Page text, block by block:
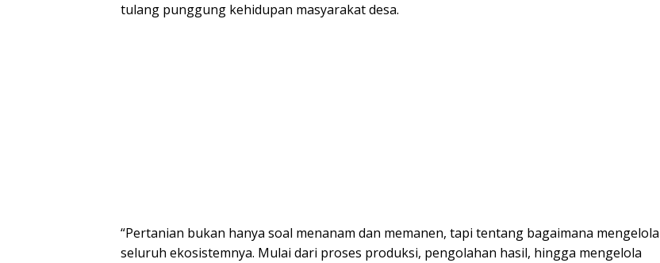
tulang punggung kehidupan masyarakat desa.
“Pertanian bukan hanya soal menanam dan memanen, tapi tentang bagaimana mengelola
seluruh ekosistemnya. Mulai dari proses produksi, pengolahan hasil, hingga mengelola